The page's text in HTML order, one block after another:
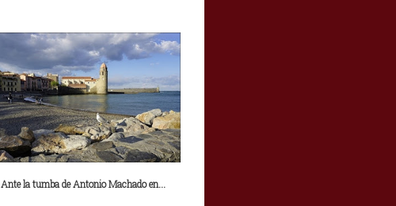
Ante la tumba de Antonio Machado en...